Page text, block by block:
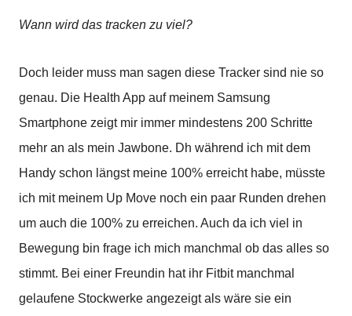
Wann wird das tracken zu viel?
Doch leider muss man sagen diese Tracker sind nie so
genau. Die Health App auf meinem Samsung
Smartphone zeigt mir immer mindestens 200 Schritte
mehr an als mein Jawbone. Dh während ich mit dem
Handy schon längst meine 100% erreicht habe, müsste
ich mit meinem Up Move noch ein paar Runden drehen
um auch die 100% zu erreichen. Auch da ich viel in
Bewegung bin frage ich mich manchmal ob das alles so
stimmt. Bei einer Freundin hat ihr Fitbit manchmal
gelaufene Stockwerke angezeigt als wäre sie ein